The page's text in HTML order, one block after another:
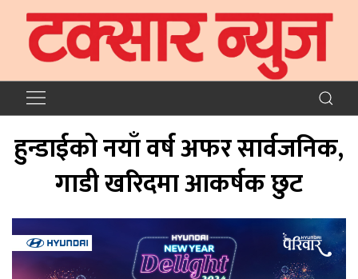
हुन्डाईको नयाँ वर्ष अफर सार्वजनिक,
गाडी खरिदमा आकर्षक छुट